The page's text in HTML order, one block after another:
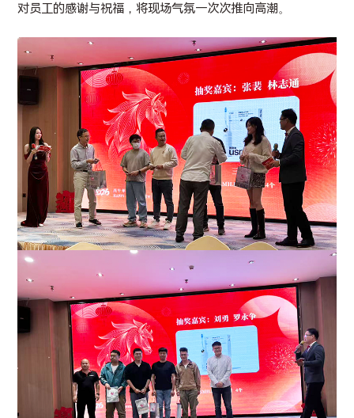
对员工的感谢与祝福，将现场气氛一次次推向高潮。